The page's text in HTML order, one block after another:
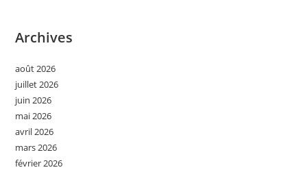
Archives
août 2026
juillet 2026
juin 2026
mai 2026
avril 2026
mars 2026
février 2026